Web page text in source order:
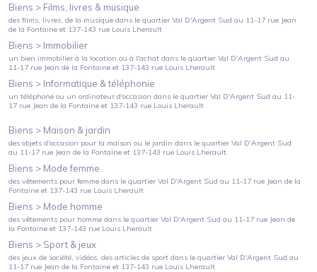
Biens > Films, livres & musique
des films, livres, de la musique dans le quartierVal D'Argent Sud au 11-17 rue Jean
de la Fontaine et 137-143 rue Louis Lherault
Biens > Immobilier
un bien immobilier à la location ou à l'achat dans le quartierVal D'Argent Sud au
11-17 rue Jean de la Fontaine et 137-143 rue Louis Lherault
Biens > Informatique & téléphonie
un téléphone ou un ordinateur d'occasion dans le quartierVal D'Argent Sud au 11-
17 rue Jean de la Fontaine et 137-143 rue Louis Lherault
Biens > Maison & jardin
des objets d'occasion pour la maison ou le jardin dans le quartierVal D'Argent Sud
au 11-17 rue Jean de la Fontaine et 137-143 rue Louis Lherault
Biens > Mode femme
des vêtements pour femme dans le quartierVal D'Argent Sud au 11-17 rue Jean de la
Fontaine et 137-143 rue Louis Lherault
Biens > Mode homme
des vêtements pour homme dans le quartierVal D'Argent Sud au 11-17 rue Jean de
la Fontaine et 137-143 rue Louis Lherault
Biens > Sport & jeux
des jeux de société, vidéos, des articles de sport dans le quartierVal D'Argent Sud au
11-17 rue Jean de la Fontaine et 137-143 rue Louis Lherault